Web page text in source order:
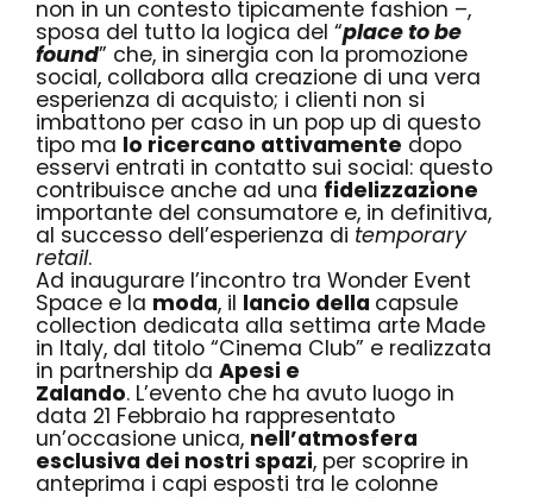
non in un contesto tipicamente fashion –,
sposa del tutto la logica del “place to be
found” che, in sinergia con la promozione
social, collabora alla creazione di una vera
esperienza di acquisto; i clienti non si
imbattono per caso in un pop up di questo
tipo ma lo ricercano attivamente dopo
esservi entrati in contatto sui social: questo
contribuisce anche ad una fidelizzazione
importante del consumatore e, in definitiva,
al successo dell’esperienza di temporary
retail.
Ad inaugurare l’incontro tra Wonder Event
Space e la moda, il lancio della capsule
collection dedicata alla settima arte Made
in Italy, dal titolo “Cinema Club” e realizzata
in partnership da Apesi e
Zalando. L’evento che ha avuto luogo in
data 21 Febbraio ha rappresentato
un’occasione unica, nell’atmosfera
esclusiva dei nostri spazi, per scoprire in
anteprima i capi esposti tra le colonne